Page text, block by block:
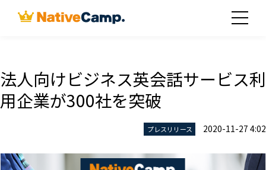
法人向けビジネス英会話サービス利
用企業が300社を突破
プレスリリース 2020-11-27 4:02